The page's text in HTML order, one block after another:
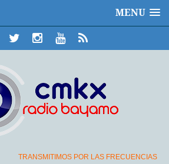
MENU
TRANSMITIMOS POR LAS FRECUENCIAS